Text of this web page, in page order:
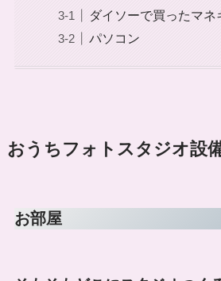
ダイソーで買ったマネ
パソコン
おうちフォトスタジオ設
お部屋